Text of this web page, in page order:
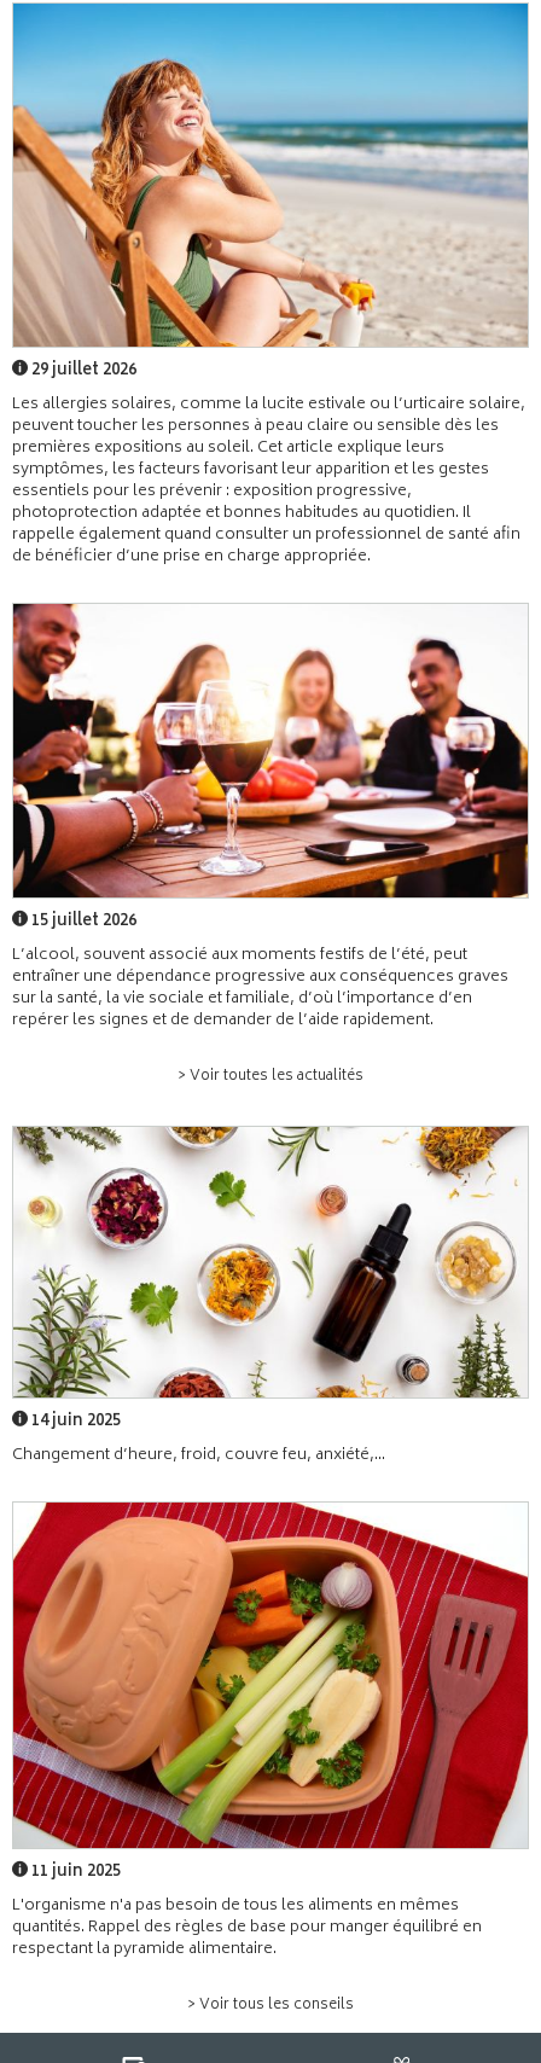
29 juillet 2026
Les allergies solaires, comme la lucite estivale ou l’urticaire solaire,
peuvent toucher les personnes à peau claire ou sensible dès les
premières expositions au soleil. Cet article explique leurs
symptômes, les facteurs favorisant leur apparition et les gestes
essentiels pour les prévenir : exposition progressive,
photoprotection adaptée et bonnes habitudes au quotidien. Il
rappelle également quand consulter un professionnel de santé afin
de bénéficier d’une prise en charge appropriée.
15 juillet 2026
L’alcool, souvent associé aux moments festifs de l’été, peut
entraîner une dépendance progressive aux conséquences graves
sur la santé, la vie sociale et familiale, d’où l’importance d’en
repérer les signes et de demander de l’aide rapidement.
> Voir toutes les actualités
14 juin 2025
Changement d’heure, froid, couvre feu, anxiété,...
11 juin 2025
L'organisme n'a pas besoin de tous les aliments en mêmes
quantités. Rappel des règles de base pour manger équilibré en
respectant la pyramide alimentaire.
> Voir tous les conseils